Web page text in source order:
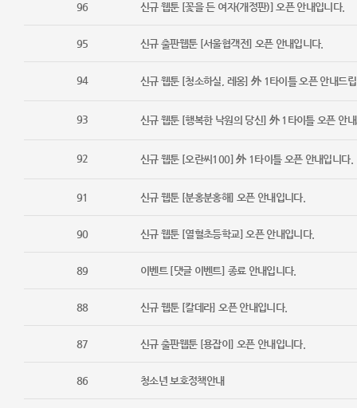
96 신규 웹툰 [꽃을 든 여자(개정판)] 오픈 안내입니다.
95 신규 출판웹툰 [서울협객전] 오픈 안내입니다.
94 신규 웹툰 [청소하실, 레옹] 外 1타이틀 오픈 안내드
93 신규 웹툰 [행복한 낙원의 당신] 外 1타이틀 오픈 안
92 신규 웹툰 [오란씨100] 外 1타이틀 오픈 안내입니다.
91 신규 웹툰 [분홍분홍해] 오픈 안내입니다.
90 신규 웹툰 [열혈초등학교] 오픈 안내입니다.
89 이벤트 [댓글 이벤트] 종료 안내입니다.
88 신규 웹툰 [칼데라] 오픈 안내입니다.
87 신규 출판웹툰 [용잡이] 오픈 안내입니다.
86 청소년 보호정책안내